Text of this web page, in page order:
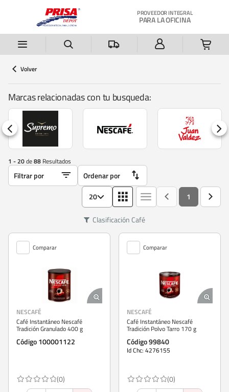
PROVEEDOR INTEGRAL
PARA LA OFICINA
Volver
Marcas relacionadas con tu busqueda:
1 - 20de88 Resultados
20 1
Clasificación Café
Comparar
NESCAFÉ
Café Instantáneo Nescafé
Tradición Granulado 400 g
Código 100001122
(0)
Comparar
NESCAFÉ
Café Instantáneo Nescafé
Tradición Polvo Tarro 170 g
Código 99840
Id Chc: 4276155
(0)